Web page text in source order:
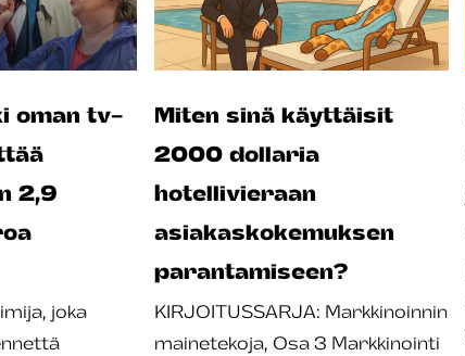
oman tv-
2,9
joka
Miten sinä käyttäisit
2000 dollaria
hotellivieraan
asiakaskokemuksen
parantamiseen?
KIRJOITUSSARJA: Markkinoinnin
mainetekoja, Osa 3 Markkinointi